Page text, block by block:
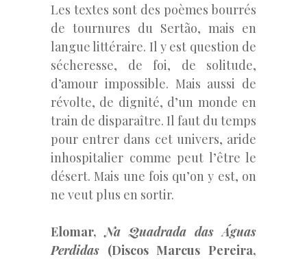
Les textes sont des poèmes bourrés
de tournures du Sertão, mais en
langue littéraire. Il y est question de
sécheresse, de foi, de solitude,
d’amour impossible. Mais aussi de
révolte, de dignité, d’un monde en
train de disparaître. Il faut du temps
pour entrer dans cet univers, aride
inhospitalier comme peut l’être le
désert. Mais une fois qu’on y est, on
ne veut plus en sortir.
Elomar, Na Quadrada das Águas
Perdidas (Discos Marcus Pereira,